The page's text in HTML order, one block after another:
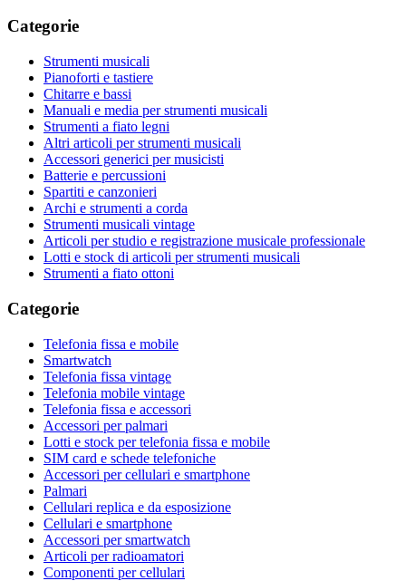
Categorie
Strumenti musicali
Pianoforti e tastiere
Chitarre e bassi
Manuali e media per strumenti musicali
Strumenti a fiato legni
Altri articoli per strumenti musicali
Accessori generici per musicisti
Batterie e percussioni
Spartiti e canzonieri
Archi e strumenti a corda
Strumenti musicali vintage
Articoli per studio e registrazione musicale professionale
Lotti e stock di articoli per strumenti musicali
Strumenti a fiato ottoni
Categorie
Telefonia fissa e mobile
Smartwatch
Telefonia fissa vintage
Telefonia mobile vintage
Telefonia fissa e accessori
Accessori per palmari
Lotti e stock per telefonia fissa e mobile
SIM card e schede telefoniche
Accessori per cellulari e smartphone
Palmari
Cellulari replica e da esposizione
Cellulari e smartphone
Accessori per smartwatch
Articoli per radioamatori
Componenti per cellulari